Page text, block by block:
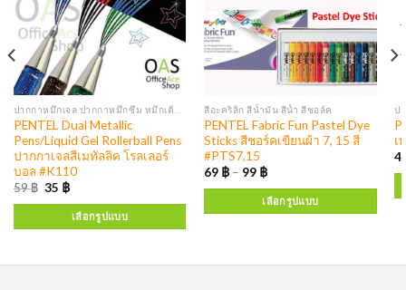
PENTEL Dual Metallic
Pens/Liquid Gel Rollerball Pens
ปากกาเจลสีเมทัลลิค โรลเลอร์
บอล #K110
59฿ 35 ฿
เลือกรูปแบบ
สีอะคริลิก สีน้ำมัน สีน้ำ สีชอล์ค
PENTEL Fabric Fun Pastel Dye
Sticks สีชอร์คเขียนผ้า 7, 15 สี
#PTS7,15
69 ฿ – 99 ฿
เลือกรูปแบบ
เ